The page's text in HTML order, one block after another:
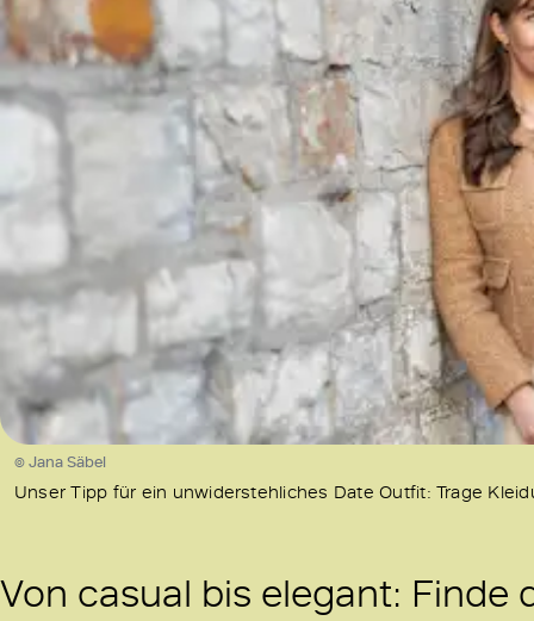
© Jana Säbel
Unser Tipp für ein unwiderstehliches Date Outfit: Trage
Von casual bis elegant: Finde